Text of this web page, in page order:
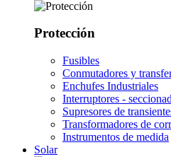
Protección
Fusibles
Conmutadores y
Enchufes Industriales
Interruptores -
Supresores de
Transformadores de
Instrumentos de medida
Solar